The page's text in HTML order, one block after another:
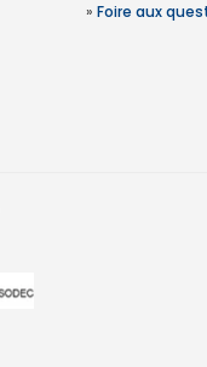
» Foire aux